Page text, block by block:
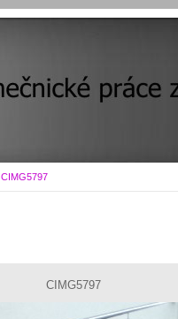
CIMG5797
CIMG5797